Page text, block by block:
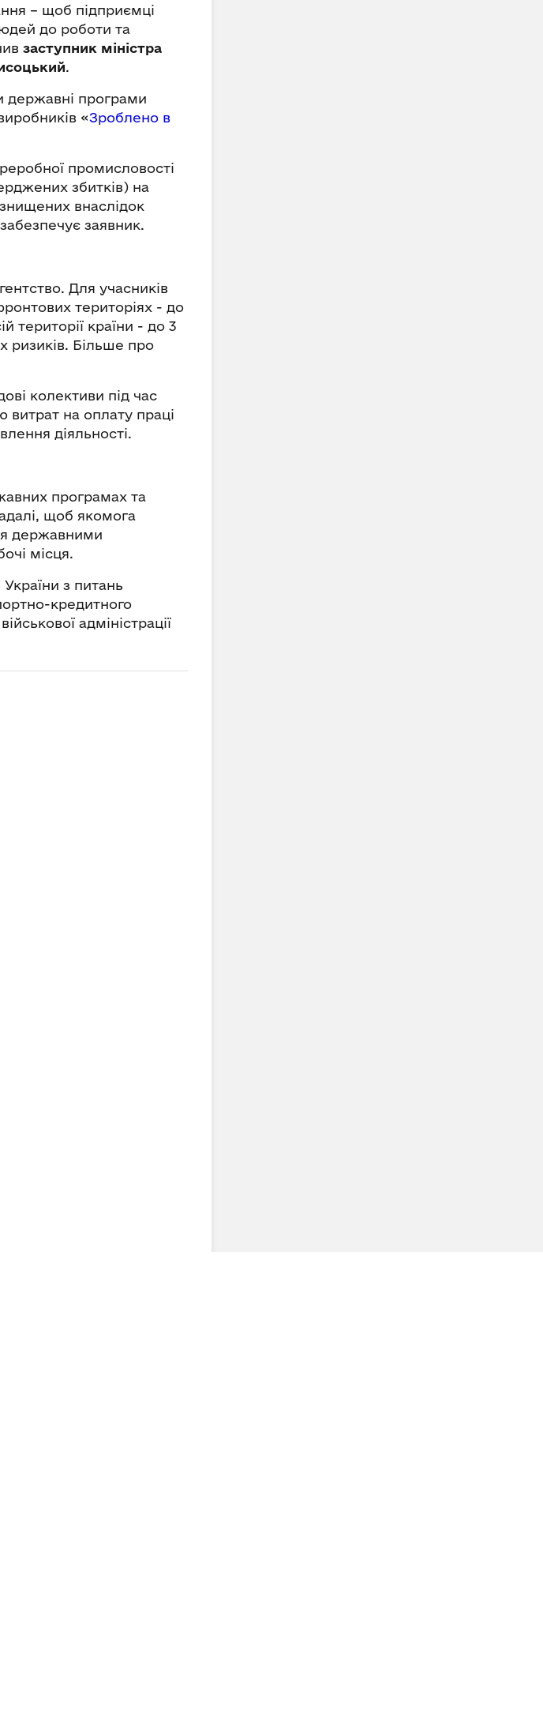
– щоб підприємці
до роботи та
заступник міністра
.
державні програми
«Зроблено в
промисловості
збитків) на
внаслідок
заявник.
Для учасників
територіях - до
території країни - до 3
ризиків. Більше про
колективи під час
на оплату праці
діяльності.
програмах та
щоб якомога
державними
місця.
з питань
кредитного
адміністрації